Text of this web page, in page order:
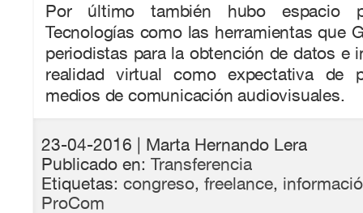
Por último también hubo espacio
Tecnologías como las herramientas que
periodistas para la obtención de datos e
realidad virtual como expectativa de
medios de comunicación audiovisuales.
23-04-2016 | Marta Hernando Lera
Publicado en: Transferencia
Etiquetas: congreso, freelance,
ProCom